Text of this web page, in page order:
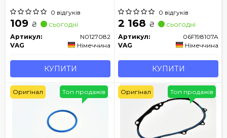
0 відгуків
109 ₴ сьогодні
Артикул:
N0127082
VAG
Німеччина
КУПИТИ
0 відгуків
2 168 ₴ сьогодні
Артикул:
06F198107A
VAG
Німеччина
КУПИТИ
Топ продажів
Оригінал Топ продажів
Оригінал